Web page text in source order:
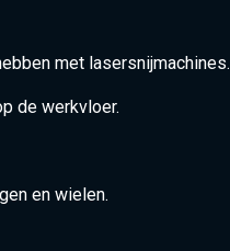
met lasersnijmachines.
de werkvloer.
en wielen.